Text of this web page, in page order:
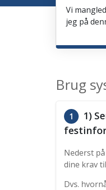
Vi
jeg på
Brug
1
1)
Nederst
dine krav
Dvs.